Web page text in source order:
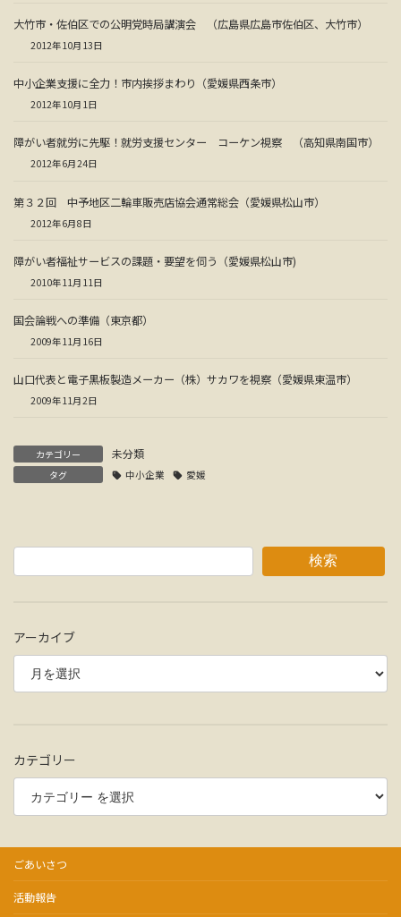
大竹市・佐伯区での公明党時局講演会 （広島県広島市佐伯区、大竹市）
2012年10月13日
中小企業支援に全力！市内挨拶まわり（愛媛県西条市）
2012年10月1日
障がい者就労に先駆！就労支援センター コーケン視察 （高知県南国市）
2012年6月24日
第３２回 中予地区二輪車販売店協会通常総会（愛媛県松山市）
2012年6月8日
障がい者福祉サービスの課題・要望を伺う（愛媛県松山市)
2010年11月11日
国会論戦への準備（東京都）
2009年11月16日
山口代表と電子黒板製造メーカー（株）サカワを視察（愛媛県東温市）
2009年11月2日
カテゴリー 未分類
タグ 中小企業 愛媛
検索
アーカイブ
カテゴリー
ごあいさつ
活動報告